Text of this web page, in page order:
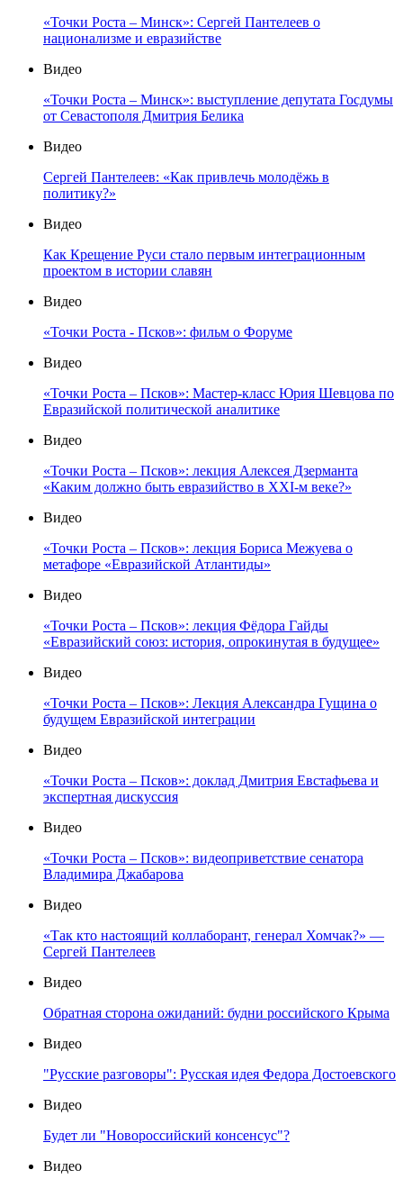
«Точки Роста – Минск»: Сергей Пантелеев о
национализме и евразийстве
Видео
«Точки Роста – Минск»: выступление депутата Госдумы
от Севастополя Дмитрия Белика
Видео
Сергей Пантелеев: «Как привлечь молодёжь в
политику?»
Видео
Как Крещение Руси стало первым интеграционным
проектом в истории славян
Видео
«Точки Роста - Псков»: фильм о Форуме
Видео
«Точки Роста – Псков»: Мастер-класс Юрия Шевцова по
Евразийской политической аналитике
Видео
«Точки Роста – Псков»: лекция Алексея Дзерманта
«Каким должно быть евразийство в XXI-м веке?»
Видео
«Точки Роста – Псков»: лекция Бориса Межуева о
метафоре «Евразийской Атлантиды»
Видео
«Точки Роста – Псков»: лекция Фёдора Гайды
«Евразийский союз: история, опрокинутая в будущее»
Видео
«Точки Роста – Псков»: Лекция Александра Гущина о
будущем Евразийской интеграции
Видео
«Точки Роста – Псков»: доклад Дмитрия Евстафьева и
экспертная дискуссия
Видео
«Точки Роста – Псков»: видеоприветствие сенатора
Владимира Джабарова
Видео
«Так кто настоящий коллаборант, генерал Хомчак?» —
Сергей Пантелеев
Видео
Обратная сторона ожиданий: будни российского Крыма
Видео
"Русские разговоры": Русская идея Федора Достоевского
Видео
Будет ли "Новороссийский консенсус"?
Видео